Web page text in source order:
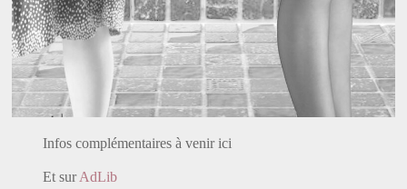
Infos complémentaires à venir ici
Et surAdLib